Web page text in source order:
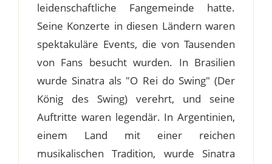
leidenschaftliche Fangemeinde hatte.
Seine Konzerte in diesen Ländern waren
spektakuläre Events, die von Tausenden
von Fans besucht wurden. In Brasilien
wurde Sinatra als "O Rei do Swing" (Der
König des Swing) verehrt, und seine
Auftritte waren legendär. In Argentinien,
einem Land mit einer reichen
musikalischen Tradition, wurde Sinatra